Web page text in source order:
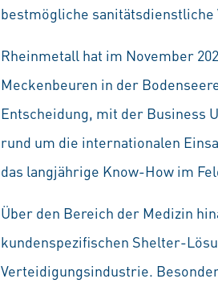
bestmögliche sanitätsdienstliche
Rheinmetall hat im November
Meckenbeuren in der
Entscheidung, mit der Business
rund um die internationalen
das langjährige Know-How im
Über den Bereich der Medizin
kundenspezifischen Shelter-
Verteidigungsindustrie.